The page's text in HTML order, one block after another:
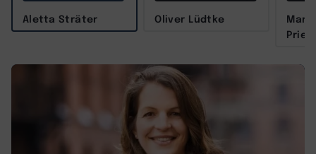
Aletta Sträter Oliver Lüdtke